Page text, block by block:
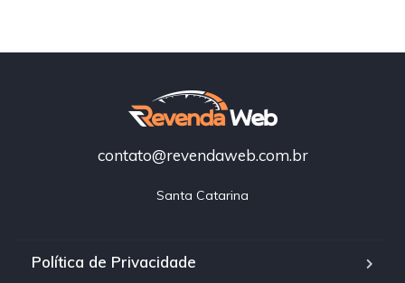
contato@revendaweb.com.br
Santa Catarina
Política de Privacidade